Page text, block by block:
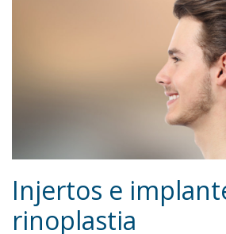
Injertos e
rinoplastia